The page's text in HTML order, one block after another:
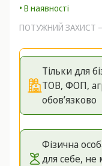
• В наявності
ПОТУЖНИЙ ЗАХИСТ
Тільки для
ТОВ, ФОП,
обов’язково
Фізична
для себе,